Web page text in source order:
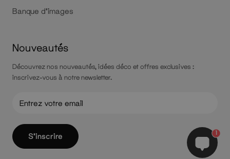
Banque d'images
Nouveautés
Découvrez nos nouveautés, idées déco et offres exclusives :
inscrivez-vous à notre newsletter.
S'inscrire 1